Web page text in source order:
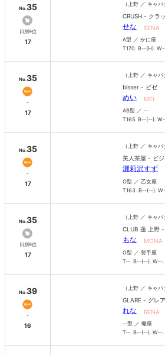
No.35
日別9位
17
（上野 ／ キャバ
CRUSH - クラ
せな SENA
A型 ／ かに座
T170. B--(H).
No.35
-
17
（上野 ／ キャバ
bisser - ビゼ
めい MEI
AB型 ／ --
T165. B--(--).
No.35
-
17
（上野 ／ キャバ
美人茶屋 - ビ
瀬莉沢すず
O型 ／ 乙女座
T163. B--(--).
No.35
日別9位
17
（上野 ／ キャバ
CLUB 蓮 上野 -
もな MONA
O型 ／ 射手座
T--. B--(--). W--
No.39
-
16
（上野 ／ キャバ
GLARE - グレア
れな RENA
--型 ／ 蠍座
T--. B--(--). W--